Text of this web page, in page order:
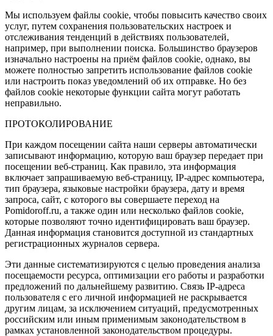
Мы используем файлы cookie, чтобы повысить качество своих
услуг, путем сохранения пользовательских настроек и
отслеживания тенденций в действиях пользователей,
например, при выполнении поиска. Большинство браузеров
изначально настроены на приём файлов cookie, однако, вы
можете полностью запретить использование файлов cookie
или настроить показ уведомлений об их отправке. Но без
файлов cookie некоторые функции сайта могут работать
неправильно.
ПРОТОКОЛИРОВАНИЕ
При каждом посещении сайта наши серверы автоматически
записывают информацию, которую ваш браузер передает при
посещении веб-страниц. Как правило, эта информация
включает запрашиваемую веб-страницу, IP-адрес компьютера,
тип браузера, языковые настройки браузера, дату и время
запроса, сайт, с которого вы совершаете переход на
Pomidoroff.ru, а также один или несколько файлов cookie,
которые позволяют точно идентифицировать ваш браузер.
Данная информация становится доступной из стандартных
регистрационных журналов сервера.
Эти данные систематизируются с целью проведения анализа
посещаемости ресурса, оптимизации его работы и разработки
предложений по дальнейшему развитию. Связь IP-адреса
пользователя с его личной информацией не раскрывается
другим лицам, за исключением ситуаций, предусмотренных
российским или иным применимым законодательством в
рамках установленной законодательством процедуры.